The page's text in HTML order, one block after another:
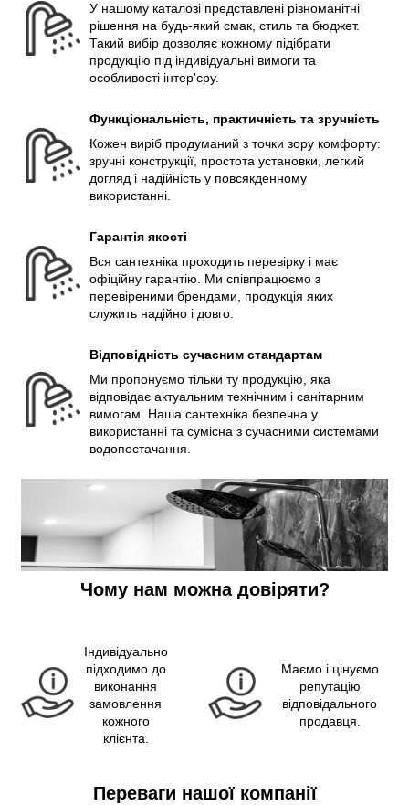
У нашому каталозі представлені різноманітні
рішення на будь-який смак, стиль та бюджет.
Такий вибір дозволяє кожному підібрати
продукцію під індивідуальні вимоги та
особливості інтер'єру.
Функціональність, практичність та зручність
Кожен виріб продуманий з точки зору комфорту:
зручні конструкції, простота установки, легкий
догляд і надійність у повсякденному
використанні.
Гарантія якості
Вся сантехніка проходить перевірку і має
офіційну гарантію. Ми співпрацюємо з
перевіреними брендами, продукція яких
служить надійно і довго.
Відповідність сучасним стандартам
Ми пропонуємо тільки ту продукцію, яка
відповідає актуальним технічним і санітарним
вимогам. Наша сантехніка безпечна у
використанні та сумісна з сучасними системами
водопостачання.
Чому нам можна довіряти?
Індивідуально
підходимо до
виконання
замовлення
кожного
клієнта.
Маємо і цінуємо
репутацію
відповідального
продавця.
Переваги нашої компанії